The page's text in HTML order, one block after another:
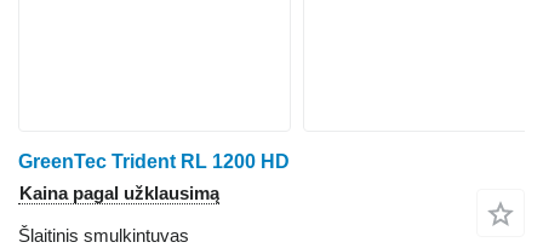
GreenTec Trident RL 1200 HD
Kaina pagal užklausimą
Šlaitinis smulkintuvas